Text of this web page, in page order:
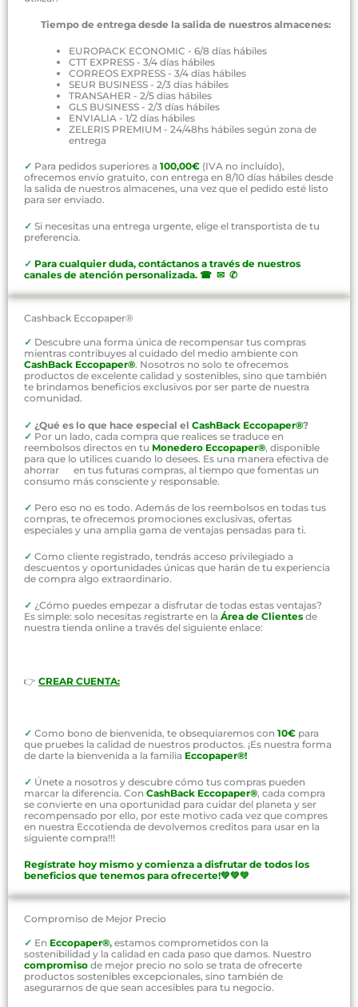
Tiempo de entrega desde la salida de nuestros almacenes:
EUROPACK ECONOMIC - 6/8 días hábiles
CTT EXPRESS - 3/4 días hábiles
CORREOS EXPRESS - 3/4 días hábiles
SEUR BUSINESS - 2/3 días hábiles
TRANSAHER - 2/5 días hábiles
GLS BUSINESS - 2/3 días hábiles
ENVIALIA - 1/2 días hábiles
ZELERIS PREMIUM - 24/48hs hábiles según zona de
entrega
✓ Para pedidos superiores a 100,00€ (IVA no incluído),
ofrecemos envío gratuito, con entrega en 8/10 días hábiles desde
la salida de nuestros almacenes, una vez que el pedido esté listo
para ser enviado.
✓ Si necesitas una entrega urgente, elige el transportista de tu
preferencia.
✓ Para cualquier duda, contáctanos a través de nuestros
canales de atención personalizada. ☎ ✉ ✆
Cashback Eccopaper®
✓ Descubre una forma única de recompensar tus compras
mientras contribuyes al cuidado del medio ambiente con
CashBack Eccopaper®. Nosotros no solo te ofrecemos
productos de excelente calidad y sostenibles, sino que también
te brindamos beneficios exclusivos por ser parte de nuestra
comunidad.
✓ ¿Qué es lo que hace especial el CashBack Eccopaper®?
✓ Por un lado, cada compra que realices se traduce en
reembolsos directos en tu Monedero Eccopaper®, disponible
para que lo utilices cuando lo desees. Es una manera efectiva de
ahorrar en tus futuras compras, al tiempo que fomentas un
consumo más consciente y responsable.
✓ Pero eso no es todo. Además de los reembolsos en todas tus
compras, te ofrecemos promociones exclusivas, ofertas
especiales y una amplia gama de ventajas pensadas para ti.
✓ Como cliente registrado, tendrás acceso privilegiado a
descuentos y oportunidades únicas que harán de tu experiencia
de compra algo extraordinario.
✓ ¿Cómo puedes empezar a disfrutar de todas estas ventajas?
Es simple: solo necesitas registrarte en la Área de Clientes de
nuestra tienda online a través del siguiente enlace:
👉 CREAR CUENTA:
✓ Como bono de bienvenida, te obsequiaremos con 10€ para
que pruebes la calidad de nuestros productos. ¡Es nuestra forma
de darte la bienvenida a la familia Eccopaper®!
✓ Únete a nosotros y descubre cómo tus compras pueden
marcar la diferencia. Con CashBack Eccopaper®, cada compra
se convierte en una oportunidad para cuidar del planeta y ser
recompensado por ello, por este motivo cada vez que compres
en nuestra Eccotienda de devolvemos creditos para usar en la
siguiente compra!!!
Regístrate hoy mismo y comienza a disfrutar de todos los
beneficios que tenemos para ofrecerte!💚💚💚
Compromiso de Mejor Precio
✓ En Eccopaper®, estamos comprometidos con la
sostenibilidad y la calidad en cada paso que damos. Nuestro
compromiso de mejor precio no solo se trata de ofrecerte
productos sostenibles excepcionales, sino también de
asegurarnos de que sean accesibles para tu negocio.